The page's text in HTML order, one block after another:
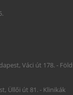
Váci út 178. -
Üllői út 81. - Klinikák